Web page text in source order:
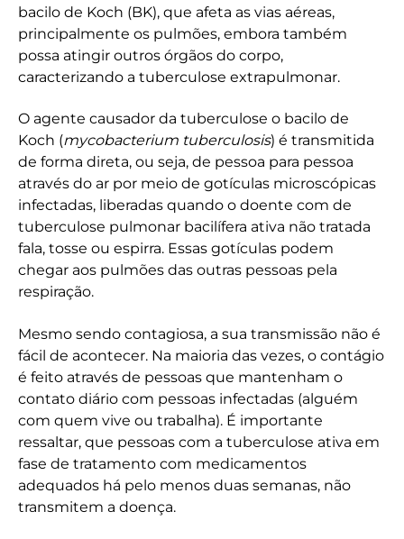
bacilo de Koch (BK), que afeta as vias aéreas,
principalmente os pulmões, embora também
possa atingir outros órgãos do corpo,
caracterizando a tuberculose extrapulmonar.
O agente causador da tuberculose o bacilo de
Koch (mycobacterium tuberculosis) é transmitida
de forma direta, ou seja, de pessoa para pessoa
através do ar por meio de gotículas microscópicas
infectadas, liberadas quando o doente com de
tuberculose pulmonar bacilífera ativa não tratada
fala, tosse ou espirra. Essas gotículas podem
chegar aos pulmões das outras pessoas pela
respiração.
Mesmo sendo contagiosa, a sua transmissão não é
fácil de acontecer. Na maioria das vezes, o contágio
é feito através de pessoas que mantenham o
contato diário com pessoas infectadas (alguém
com quem vive ou trabalha). É importante
ressaltar, que pessoas com a tuberculose ativa em
fase de tratamento com medicamentos
adequados há pelo menos duas semanas, não
transmitem a doença.